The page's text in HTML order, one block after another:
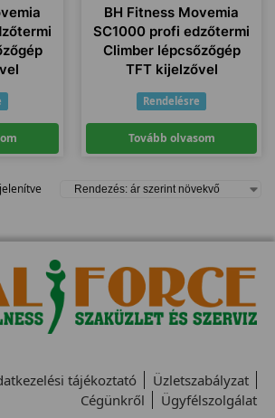
BH Fitness Movemia
SC1000 profi edzőtermi
Climber lépcsőzőgép
TFT kijelzővel
Rendelésre
Tovább olvasom
tájékoztató
Üzletszabályzat
Cégünkről
Ügyfélszolgálat